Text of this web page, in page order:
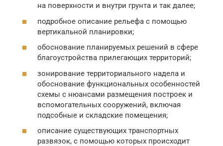
на поверхности и внутри грунта и так далее;
подробное описание рельефа с помощью
вертикальной планировки;
обоснование планируемых решений в сфере
благоустройства прилегающих территорий;
зонирование территориального надела и
обоснование функциональных особенностей
схемы с нюансами размещения построек и
вспомогательных сооружений, включая
подсобные и складские помещения;
описание существующих транспортных
развязок, с помощью которых происходит